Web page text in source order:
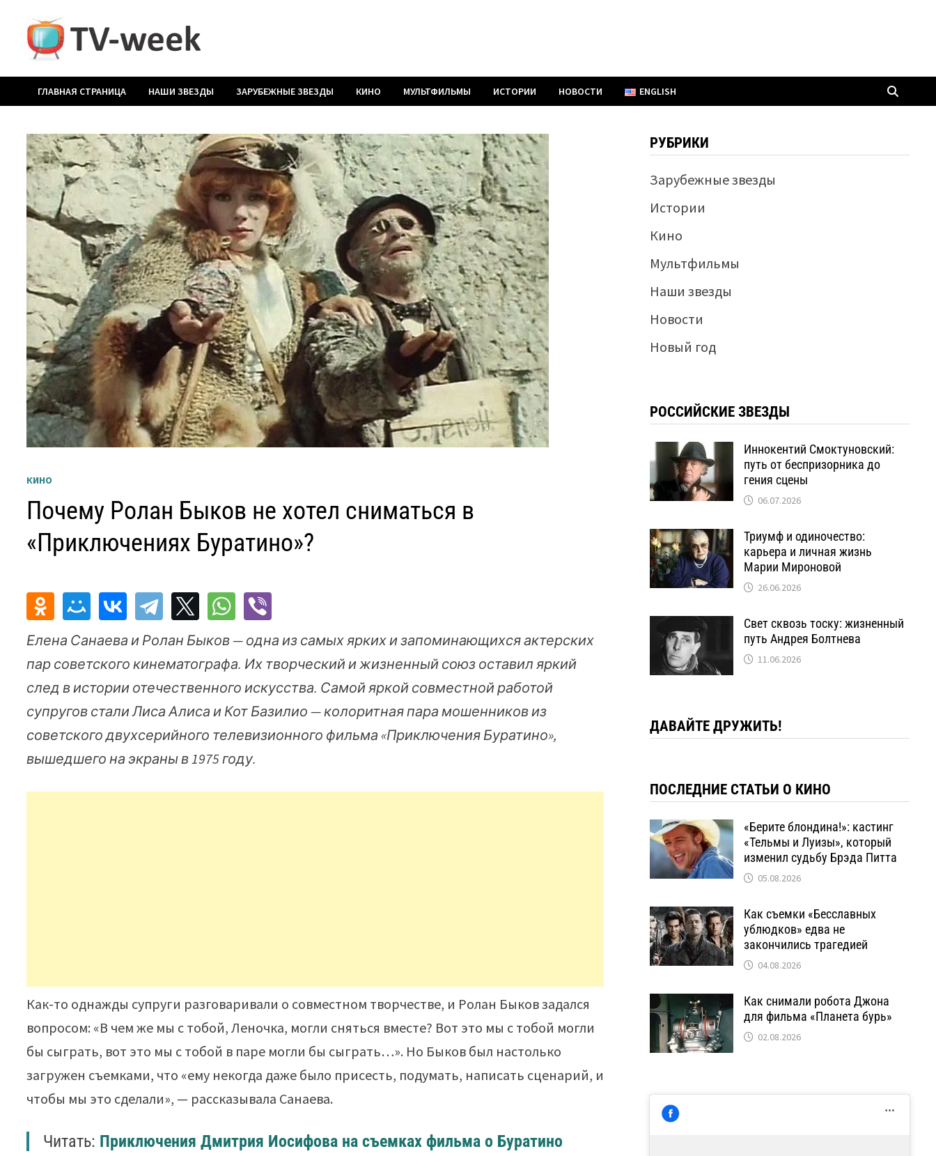
содержимому
ГЛАВНАЯ СТРАНИЦА НАШИ ЗВЕЗДЫ ЗАРУБЕЖНЫЕ ЗВЕЗДЫ КИНО МУЛЬТФИЛЬМЫ ИСТОРИИ НОВОСТИ ENGLISH
КИНО
Почему Ролан Быков не хотел сниматься в
«Приключениях Буратино»?
Елена Санаева и Ролан Быков — одна из самых ярких и запоминающихся актерских
пар советского кинематографа. Их творческий и жизненный союз оставил яркий
след в истории отечественного искусства. Самой яркой совместной работой
супругов стали Лиса Алиса и Кот Базилио — колоритная пара мошенников из
советского двухсерийного телевизионного фильма «Приключения Буратино»,
вышедшего на экраны в 1975 году.
Как-то однажды супруги разговаривали о совместном творчестве, и Ролан Быков задался
вопросом: «В чем же мы с тобой, Леночка, могли сняться вместе? Вот это мы с тобой могли
бы сыграть, вот это мы с тобой в паре могли бы сыграть…». Но Быков был настолько
загружен съемками, что «ему некогда даже было присесть, подумать, написать сценарий, и
чтобы мы это сделали», — рассказывала Санаева.
Читать: Приключения Дмитрия Иосифова на съемках фильма о Буратино
РУБРИКИ
Зарубежные звезды
Истории
Кино
Мультфильмы
Наши звезды
Новости
Новый год
РОССИЙСКИЕ ЗВЕЗДЫ
Иннокентий Смоктуновский:
путь от беспризорника до
гения сцены
06.07.2026
Триумф и одиночество:
карьера и личная жизнь
Марии Мироновой
26.06.2026
Свет сквозь тоску: жизненный
путь Андрея Болтнева
11.06.2026
ДАВАЙТЕ ДРУЖИТЬ!
ПОСЛЕДНИЕ СТАТЬИ О КИНО
«Берите блондина!»: кастинг
«Тельмы и Луизы», который
изменил судьбу Брэда Питта
05.08.2026
Как съемки «Бесславных
ублюдков» едва не
закончились трагедией
04.08.2026
Как снимали робота Джона
для фильма «Планета бурь»
02.08.2026